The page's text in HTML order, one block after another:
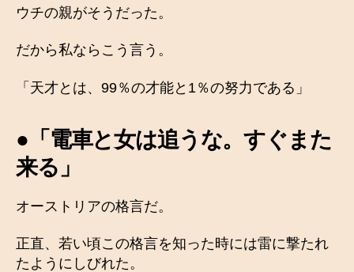
ウチの親がそうだった。
だから私ならこう言う。
「天才とは、99％の才能と1％の努力である」
●「電車と女は追うな。すぐまた
来る」
オーストリアの格言だ。
正直、若い頃この格言を知った時には雷に撃たれ
たようにしびれた。